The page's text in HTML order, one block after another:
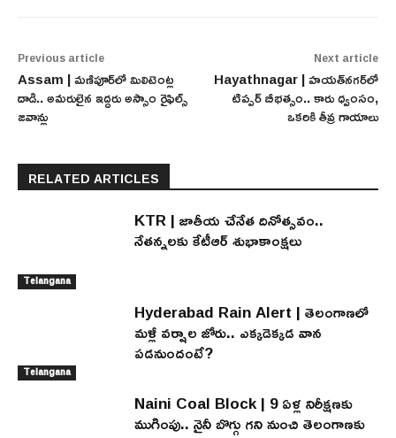
Previous article
Assam | మణిపూర్‌లో మిలిటెంట్ల
దాడి.. అమరులైన ఇద్దరు అస్సాం రైఫిల్స్
జవాన్లు
Next article
Hayathnagar | హయత్‌నగర్‌లో
టిప్పర్ బీభత్సం.. కారు ధ్వంసం,
ఒకరికి తీవ్ర గాయాలు
RELATED ARTICLES
Telangana
KTR | జాతీయ చేనేత దినోత్సవం..
నేతన్నలకు కేటీఆర్ శుభాకాంక్షలు
Telangana
Hyderabad Rain Alert | తెలంగాణలో
మళ్లీ వర్షాల జోరు.. ఎక్కడెక్కడ వాన
పడనుందంటే?
Naini Coal Block | 9 ఏళ్ల నిరీక్షణకు
ముగింపు.. నైనీ బొగ్గు గని నుంచి తెలంగాణకు